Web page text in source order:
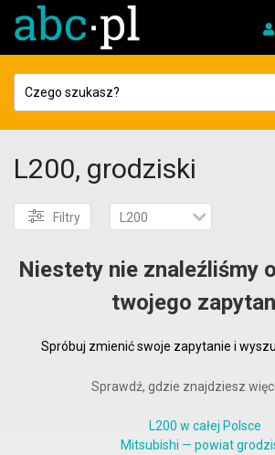
L200, grodziski
Filtry L200
Niestety nie znaleźliśmy
twojego
Spróbuj zmienić swoje zapytanie i
Sprawdź, gdzie znajdziesz
L200 w całej Polsce
Mitsubishi — powiat